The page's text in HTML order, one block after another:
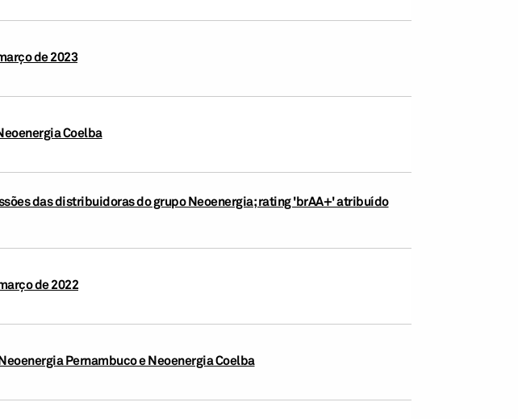
de 2023
Coelba
das distribuidoras do grupo Neoenergia; rating 'brAA+' atribuído
de 2022
Pernambuco e Neoenergia Coelba